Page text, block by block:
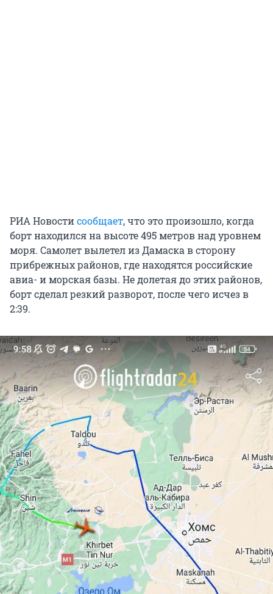
РИА Новостисообщает, что это произошло, когда
борт находился на высоте 495 метров над уровнем
моря. Самолет вылетел из Дамаска в сторону
прибрежных районов, где находятся российские
авиа- и морская базы. Не долетая до этих районов,
борт сделал резкий разворот, после чего исчез в
2:39.